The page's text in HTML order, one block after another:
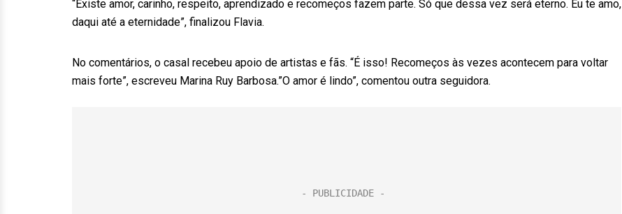
“Existe amor, carinho, respeito, aprendizado e recomeços fazem parte. Só que dessa vez será eterno. Eu te amo,
daqui até a eternidade”, finalizou Flavia.
No comentários, o casal recebeu apoio de artistas e fãs. “É isso! Recomeços às vezes acontecem para voltar
mais forte”, escreveu Marina Ruy Barbosa.”O amor é lindo”, comentou outra seguidora.